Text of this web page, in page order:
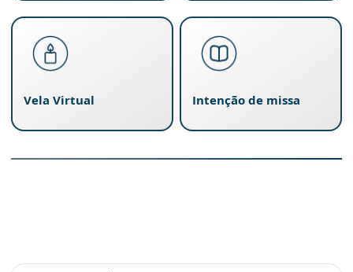
Vela Virtual Intenção de missa